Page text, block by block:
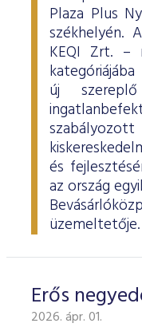
Plaza Plus
székhelyén.
KEQI Zrt. –
új
és
az ország
üzemeltetője.
Erős
2026. ápr. 01.